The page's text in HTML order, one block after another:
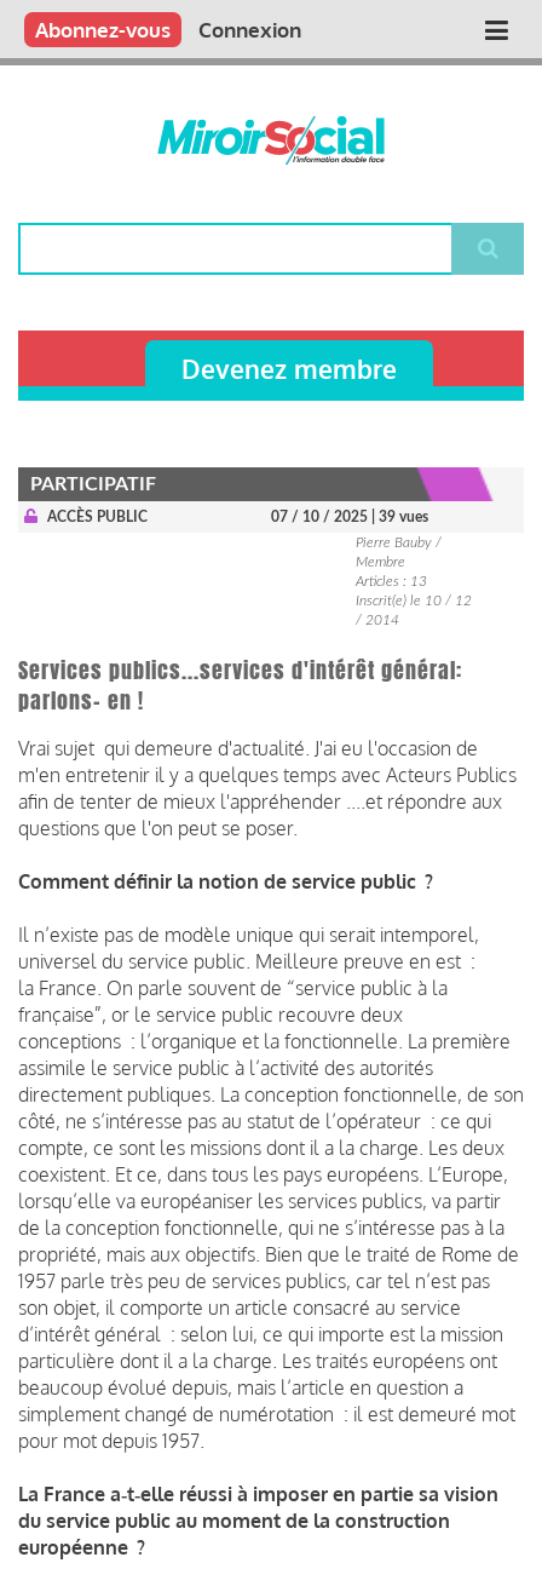
Aller
contenu
Main
Qui sommes nous ?
Vous publiez
Nous publions
Contactez-nous
Abonnez-vous Connexion
Devenez membre
PARTICIPATIF
ACCÈS PUBLIC 07 / 10 / 2025
| 39 vues
Pierre Bauby /
Membre
Articles : 13
Inscrit(e) le 10 / 12
/ 2014
Services publics...services d'intérêt général:
parlons- en !
Vrai sujet qui demeure d'actualité. J'ai eu l'occasion de
m'en entretenir il y a quelques temps avec Acteurs Publics
afin de tenter de mieux l'appréhender ....et répondre aux
questions que l'on peut se poser.
Comment définir la notion de service public ?
Il n’existe pas de modèle unique qui serait intemporel,
universel du service public. Meilleure preuve en est :
la France. On parle souvent de “service public à la
française”, or le service public recouvre deux
conceptions : l’organique et la fonctionnelle. La première
assimile le service public à l’activité des autorités
directement publiques. La conception fonctionnelle, de son
côté, ne s’intéresse pas au statut de l’opérateur : ce qui
compte, ce sont les missions dont il a la charge. Les deux
coexistent. Et ce, dans tous les pays européens. L’Europe,
lorsqu’elle va européaniser les services publics, va partir
de la conception fonctionnelle, qui ne s’intéresse pas à la
propriété, mais aux objectifs. Bien que le traité de Rome de
1957 parle très peu de services publics, car tel n’est pas
son objet, il comporte un article consacré au service
d’intérêt général : selon lui, ce qui importe est la mission
particulière dont il a la charge. Les traités européens ont
beaucoup évolué depuis, mais l’article en question a
simplement changé de numérotation : il est demeuré mot
pour mot depuis 1957.
La France a‑t‑elle réussi à imposer en partie sa vision
du service public au moment de la construction
européenne ?